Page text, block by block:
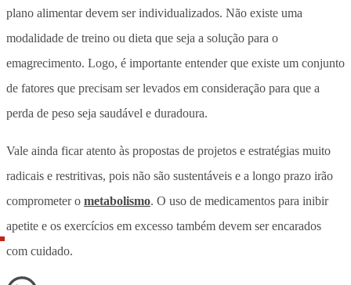
plano alimentar devem ser individualizados. Não existe uma
modalidade de treino ou dieta que seja a solução para o
emagrecimento. Logo, é importante entender que existe um conjunto
de fatores que precisam ser levados em consideração para que a
perda de peso seja saudável e duradoura.
Vale ainda ficar atento às propostas de projetos e estratégias muito
radicais e restritivas, pois não são sustentáveis e a longo prazo irão
comprometer o metabolismo. O uso de medicamentos para inibir
apetite e os exercícios em excesso também devem ser encarados
com cuidado.